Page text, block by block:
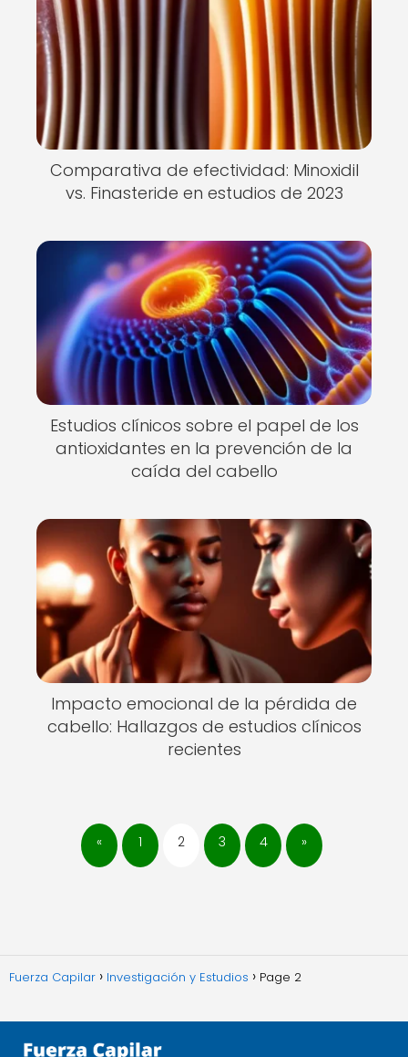
Comparativa de efectividad: Minoxidil
vs. Finasteride en estudios de 2023
Estudios clínicos sobre el papel de los
antioxidantes en la prevención de la
caída del cabello
Impacto emocional de la pérdida de
cabello: Hallazgos de estudios clínicos
recientes
« 1 2 3 4 »
Fuerza Capilar Investigación y Estudios Page 2